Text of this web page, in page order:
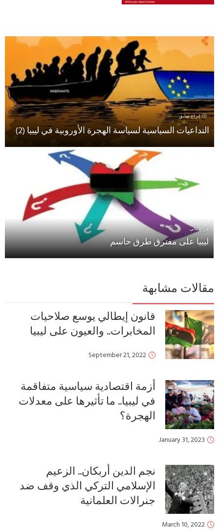
إدراج سابق
التداعيات السياسية لسياسة الهجرة الأوروبية في ليبيا (2)
إدراج تالي
ليبيا على مفترق طرق حاسم
مقالات مشابهة
قانون إيطالي يوسع صلاحيات
المخابرات.. والعيون على ليبيا
September 21, 2022
أزمة اقتصادية سياسية متفاقمة
في ليبيا.. ما تأثيرها على معدلات
الهجرة؟
January 31, 2023
نجم الدين أربكان.. الزعيم
الإسلامي التركي الذي وقف ضد
جنرالات العلمانية
March 10, 2022